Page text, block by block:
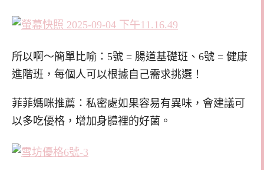
所以啊～簡單比喻：5號 = 腸道基礎班、6號 = 健康
進階班，每個人可以根據自己需求挑選！
菲菲媽咪推薦：私密處如果容易有異味，會建議可
以多吃優格，增加身體裡的好菌。